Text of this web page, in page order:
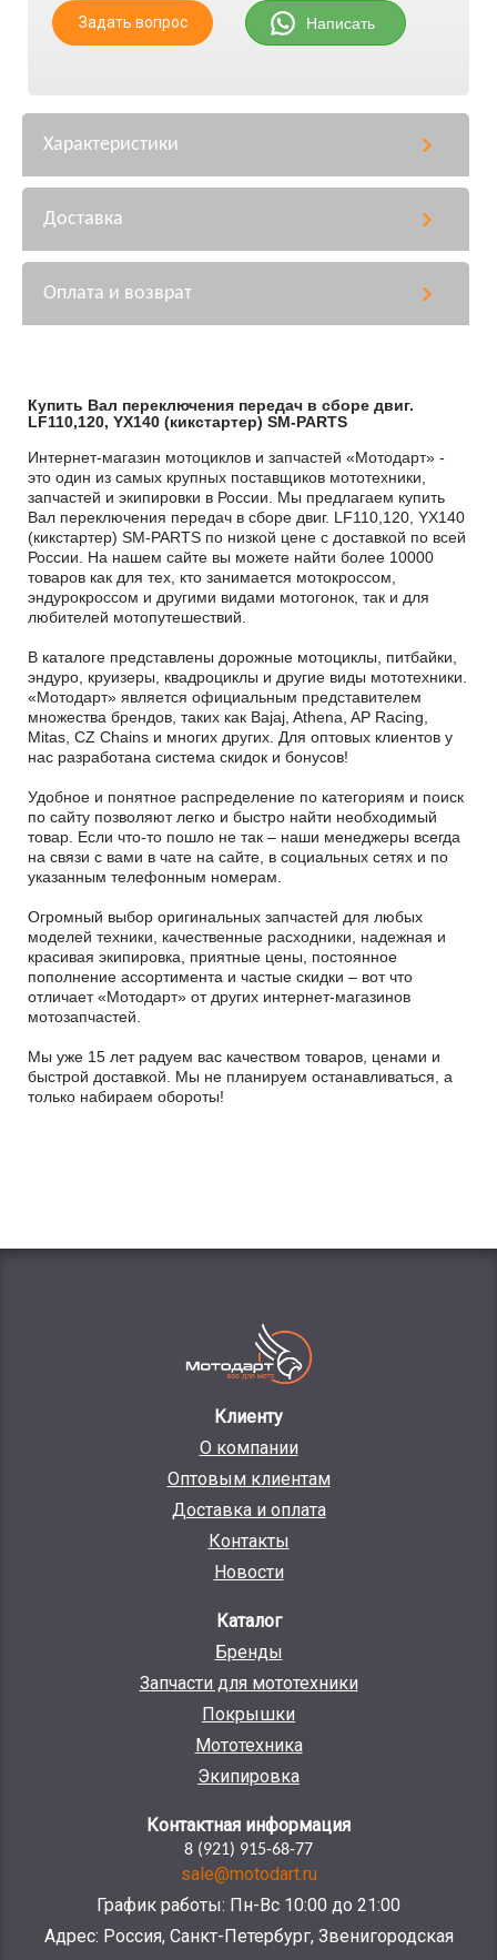
Задать вопрос Написать
Характеристики
Доставка
Оплата и возврат
Купить Вал переключения передач в сборе двиг.
LF110,120, YX140 (кикстартер) SM-PARTS
Интернет-магазин мотоциклов и запчастей «Мотодарт» -
это один из самых крупных поставщиков мототехники,
запчастей и экипировки в России. Мы предлагаем купить
Вал переключения передач в сборе двиг. LF110,120, YX140
(кикстартер) SM-PARTS по низкой цене с доставкой по всей
России. На нашем сайте вы можете найти более 10000
товаров как для тех, кто занимается мотокроссом,
эндурокроссом и другими видами мотогонок, так и для
любителей мотопутешествий.
В каталоге представлены дорожные мотоциклы, питбайки,
эндуро, круизеры, квадроциклы и другие виды мототехники.
«Мотодарт» является официальным представителем
множества брендов, таких как Bajaj, Athena, AP Racing,
Mitas, CZ Chains и многих других. Для оптовых клиентов у
нас разработана система скидок и бонусов!
Удобное и понятное распределение по категориям и поиск
по сайту позволяют легко и быстро найти необходимый
товар. Если что-то пошло не так – наши менеджеры всегда
на связи с вами в чате на сайте, в социальных сетях и по
указанным телефонным номерам.
Огромный выбор оригинальных запчастей для любых
моделей техники, качественные расходники, надежная и
красивая экипировка, приятные цены, постоянное
пополнение ассортимента и частые скидки – вот что
отличает «Мотодарт» от других интернет-магазинов
мотозапчастей.
Мы уже 15 лет радуем вас качеством товаров, ценами и
быстрой доставкой. Мы не планируем останавливаться, а
только набираем обороты!
Клиенту
О компании
Оптовым клиентам
Доставка и оплата
Контакты
Новости
Каталог
Бренды
Запчасти для мототехники
Покрышки
Мототехника
Экипировка
Контактная информация
8 (921) 915-68-77
sale@motodart.ru
График работы: Пн-Вс 10:00 до 21:00
Адрес: Россия, Санкт-Петербург, Звенигородская